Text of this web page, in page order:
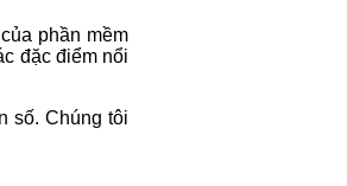
phần mềm
đặc điểm nổi
số. Chúng tôi